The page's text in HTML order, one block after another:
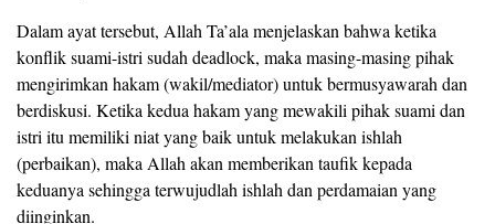
Dalam ayat tersebut, Allah Ta’ala menjelaskan bahwa ketika
konflik suami-istri sudah deadlock, maka masing-masing pihak
mengirimkan hakam (wakil/mediator) untuk bermusyawarah dan
berdiskusi. Ketika kedua hakam yang mewakili pihak suami dan
istri itu memiliki niat yang baik untuk melakukan ishlah
(perbaikan), maka Allah akan memberikan taufik kepada
keduanya sehingga terwujudlah ishlah dan perdamaian yang
diinginkan.